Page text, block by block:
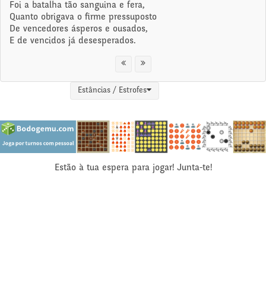
Foi a batalha tão sanguina e fera,
Quanto obrigava o firme pressuposto
De vencedores ásperos e ousados,
E de vencidos já desesperados.
Estâncias / Estrofes
Estão à tua espera para jogar! Junta-te!